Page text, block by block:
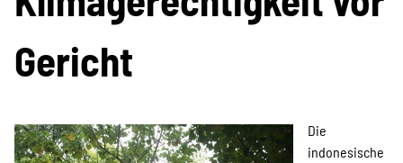
Veranstaltungsdokumentation
Publikationen
Gericht
Die
indonesische